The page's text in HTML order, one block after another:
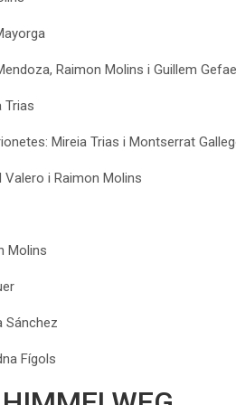
Raimon Molins i Guillem
Trias
Mireia Trias i Montserrat
Valero i Raimon Molins
Molins
Sánchez
Fígols